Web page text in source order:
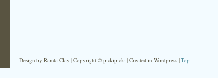
Design by Randa Clay | Copyright © pickipicki | Created in Wordpress | Top